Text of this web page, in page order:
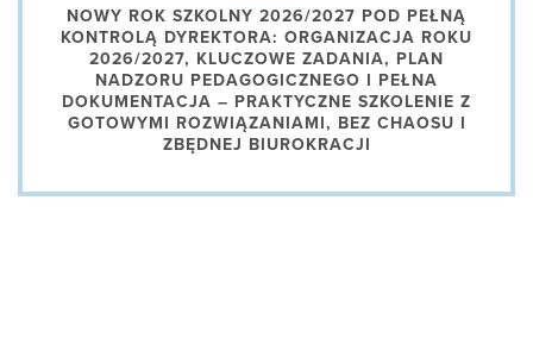
NOWY ROK SZKOLNY 2026/2027 POD PEŁNĄ
KONTROLĄ DYREKTORA: ORGANIZACJA ROKU
2026/2027, KLUCZOWE ZADANIA, PLAN
NADZORU PEDAGOGICZNEGO I PEŁNA
DOKUMENTACJA – PRAKTYCZNE SZKOLENIE Z
GOTOWYMI ROZWIĄZANIAMI, BEZ CHAOSU I
ZBĘDNEJ BIUROKRACJI